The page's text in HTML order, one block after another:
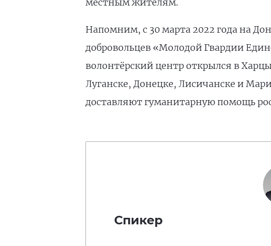
Напомним, с 30 марта 2022 года на
добровольцев «Молодой Гвардии
волонтёрский центр открылся в
Луганске, Донецке, Лисичанске и
доставляют гуманитарную помощь
Спикер